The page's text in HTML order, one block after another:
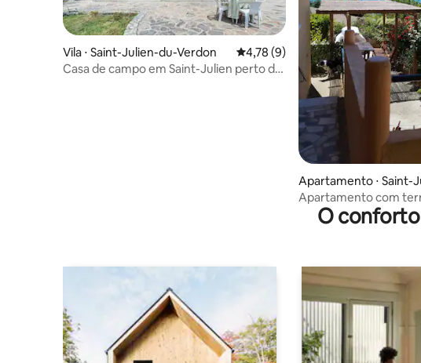
Vila ⋅ Saint-Julien-du-Verdon 4,78 de uma avaliação média de
4,78 (9)
Casa de campo em Saint-Julien perto do
Apartamento ⋅ Saint-
erdon
Apartamento com
O conforto